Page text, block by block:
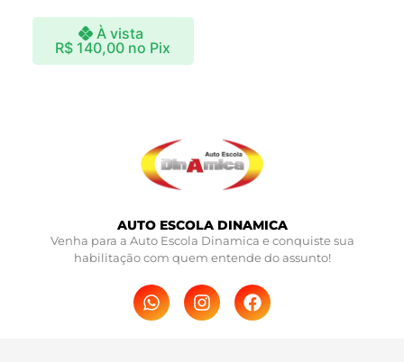
À vista
R$ 140,00 no Pix
AUTO ESCOLA DINAMICA
Venha para a Auto Escola Dinamica e conquiste sua
habilitação com quem entende do assunto!